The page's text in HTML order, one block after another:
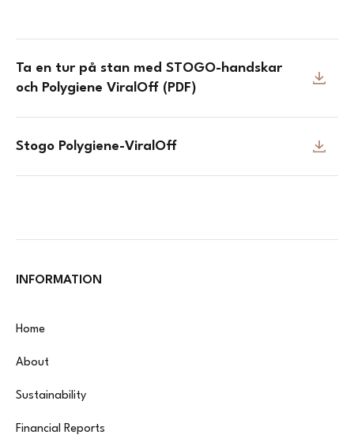
Ta en tur på stan med STOGO-handskar
och Polygiene ViralOff (PDF)
Stogo Polygiene-ViralOff
INFORMATION
Home
About
Sustainability
Financial Reports